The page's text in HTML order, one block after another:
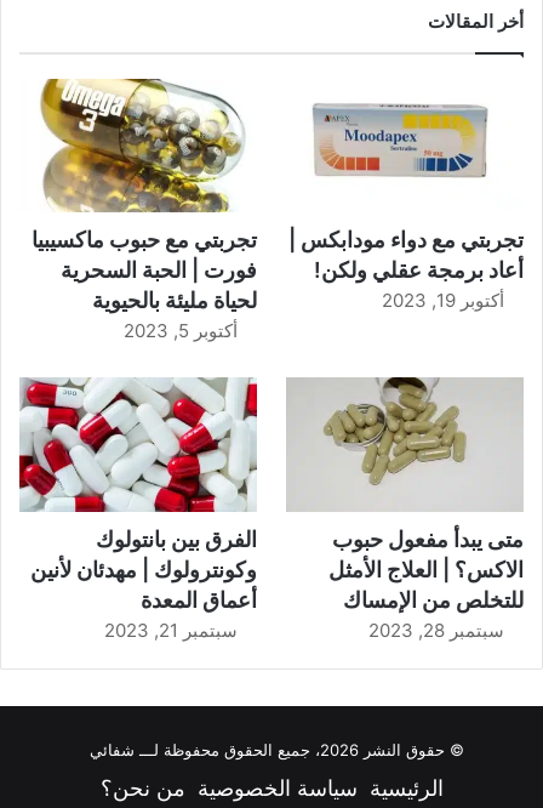
أخر المقالات
تجربتي مع دواء مودابكس |
أعاد برمجة عقلي ولكن!
أكتوبر 19, 2023
تجربتي مع حبوب ماكسيبيا
فورت | الحبة السحرية
لحياة مليئة بالحيوية
أكتوبر 5, 2023
متى يبدأ مفعول حبوب
الاكس؟ | العلاج الأمثل
للتخلص من الإمساك
سبتمبر 28, 2023
الفرق بين بانتولوك
وكونترولوك | مهدئان لأنين
أعماق المعدة
سبتمبر 21, 2023
© حقوق النشر 2026، جميع الحقوق محفوظة لـــ شفائي
الرئيسية سياسة الخصوصية من نحن؟